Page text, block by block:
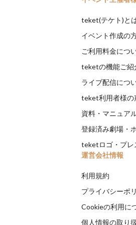
teket(テケト)と
イベント作成の
ご利用料金につ
teketの機能ご紹
ライブ配信につ
teket利用者様の
資料・マニュア
登録済み劇場・
teketロゴ・プレ
運営会社情報
利用規約
プライバシーポ
Cookieの利用に
個人情報の取り